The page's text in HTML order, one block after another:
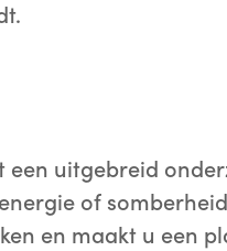
een uitgebreid
of
en maakt u een